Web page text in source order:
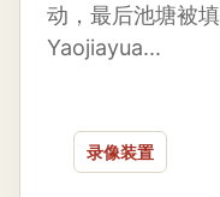
动，最后池塘被
Yaojiayua...
录像装置